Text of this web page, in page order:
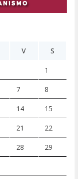
V S
1
7 8
14 15
21 22
28 29